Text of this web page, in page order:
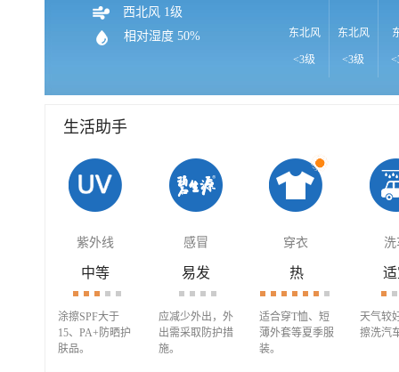
西北风 1级
相对湿度 50%
东北风
<3级
东北风
<3级
生活助手
紫外线 感冒 穿衣 洗
中等
涂擦SPF大于
15、PA+防晒护
肤品。
易发
应减少外出，外
出需采取防护措
施。
热
适合穿T恤、短
薄外套等夏季服
装。
天气较
擦洗汽